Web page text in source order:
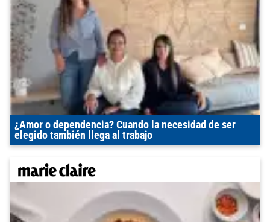
¿Amor o dependencia? Cuando la necesidad de ser
elegido también llega al trabajo